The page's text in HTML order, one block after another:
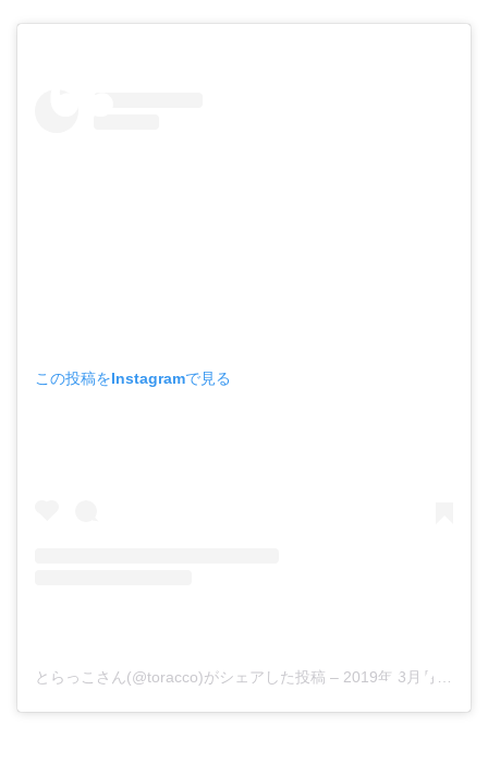
この投稿をInstagramで見る
とらっこさん(@toracco)がシェアした投稿 – 2019年 3月月28日午後4時11分PDT